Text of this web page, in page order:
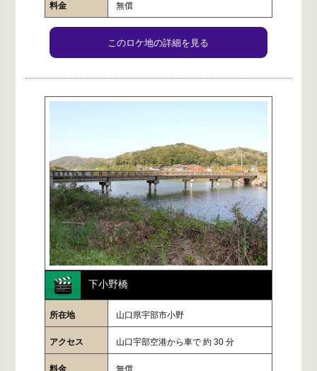
料金 無償
このロケ地の詳細を見る
下小野橋
所在地 山口県宇部市小野
アクセス 山口宇部空港から車で 約 30 分
料金 無償